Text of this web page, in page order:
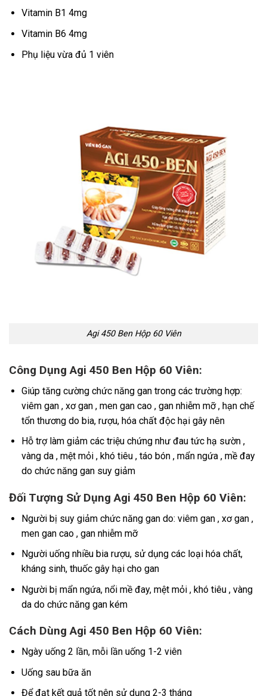
Vitamin B1 4mg
Vitamin B6 4mg
Phụ liệu vừa đủ 1 viên
Agi 450 Ben Hộp 60 Viên
Công Dụng Agi 450 Ben Hộp 60 Viên:
Giúp tăng cường chức năng gan trong các trường hợp:
viêm gan , xơ gan , men gan cao , gan nhiễm mỡ , hạn chế
tổn thương do bia, rượu, hóa chất độc hại gây nên
Hỗ trợ làm giảm các triệu chứng như đau tức hạ sườn ,
vàng da , mệt mỏi , khó tiêu , táo bón , mẩn ngứa , mề đay
do chức năng gan suy giảm
Đối Tượng Sử Dụng Agi 450 Ben Hộp 60 Viên:
Người bị suy giảm chức năng gan do: viêm gan , xơ gan ,
men gan cao , gan nhiễm mỡ
Người uống nhiều bia rượu, sử dụng các loại hóa chất,
kháng sinh, thuốc gây hại cho gan
Người bị mẩn ngứa, nổi mề đay, mệt mỏi , khó tiêu , vàng
da do chức năng gan kém
Cách Dùng Agi 450 Ben Hộp 60 Viên:
Ngày uống 2 lần, mỗi lần uống 1-2 viên
Uống sau bữa ăn
Để đạt kết quả tốt nên sử dụng 2-3 tháng